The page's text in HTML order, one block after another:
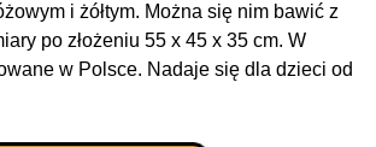
i żółtym. Można się nim bawić z
po złożeniu 55 x 45 x 35 cm. W
w Polsce. Nadaje się dla dzieci od